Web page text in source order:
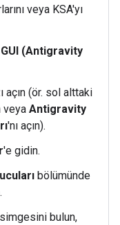
veya KSA'yı
(Antigravity
açın (ör. sol alttaki
veya Antigravity
'nı açın).
'e gidin.
bölümünde
simgesini bulun,